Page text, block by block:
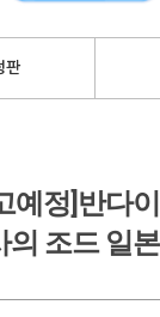
판
정]반다이
조드 일본